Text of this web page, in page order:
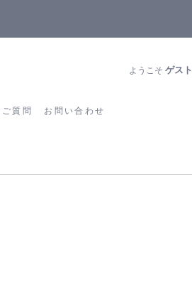
質問 お問い合わせ
ようこそゲスト